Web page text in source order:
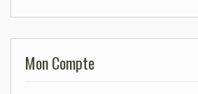
Mon Compte